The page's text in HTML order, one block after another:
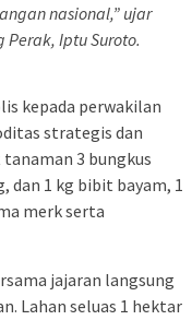
nasional,” ujar
Perak, Iptu Suroto.
kepada perwakilan
strategis dan
3 bungkus
dan 1 kg bibit bayam, 1
merk serta
jajaran langsung
Lahan seluas 1 hektar